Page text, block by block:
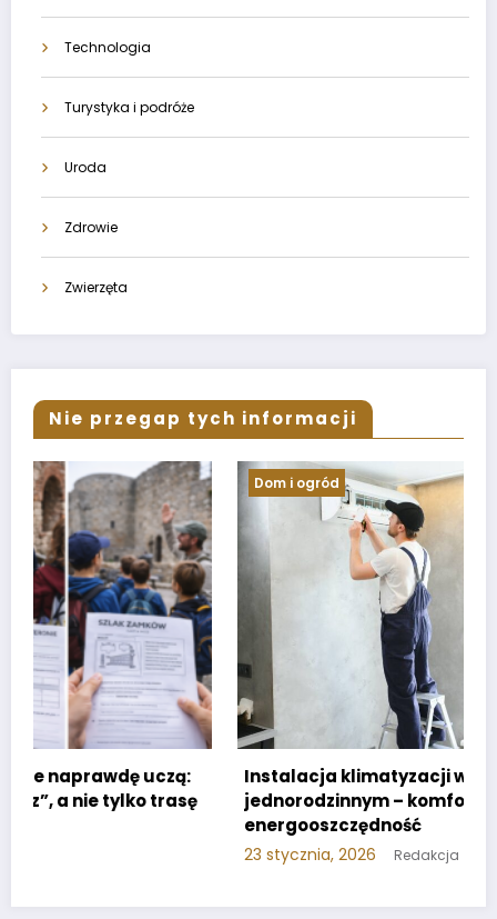
Technologia
Turystyka i podróże
Uroda
Zdrowie
Zwierzęta
Nie przegap tych informacji
Dom i ogród
Instalacja klimatyzacji w domu
jednorodzinnym – komfort i
Redakcja